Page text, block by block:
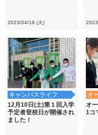
2023/04/18 (火)
キャンパスライフ
12月10日(土)第１回入学
予定者登校日が開催され
ました！
オ
1コ